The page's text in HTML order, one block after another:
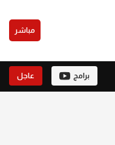
مباشر
برامج عاجل